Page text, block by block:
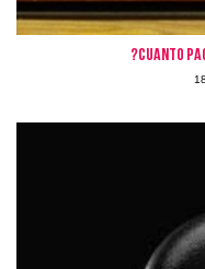
?Cuanto